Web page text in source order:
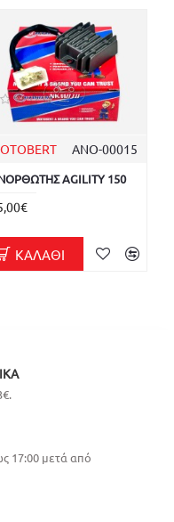
ΑΝΟ-00015
AGILITY 150
ΚΑΛΆΘΙ
17:00 μετά από